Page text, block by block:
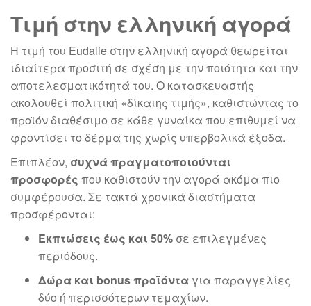
Τιμή στην ελληνική αγορά
Η τιμή του Eudalie στην ελληνική αγορά θεωρείται
ιδιαίτερα προσιτή σε σχέση με την ποιότητα και την
αποτελεσματικότητά του. Ο κατασκευαστής
ακολουθεί πολιτική «δίκαιης τιμής», καθιστώντας το
προϊόν διαθέσιμο σε κάθε γυναίκα που επιθυμεί να
φροντίσει το δέρμα της χωρίς υπερβολικά έξοδα.
Επιπλέον, συχνά πραγματοποιούνται
προσφορές που καθιστούν την αγορά ακόμα πιο
συμφέρουσα. Σε τακτά χρονικά διαστήματα
προσφέρονται:
Εκπτώσεις έως και 50% σε επιλεγμένες
περιόδους.
Δώρα και bonus προϊόντα για παραγγελίες
δύο ή περισσότερων τεμαχίων.